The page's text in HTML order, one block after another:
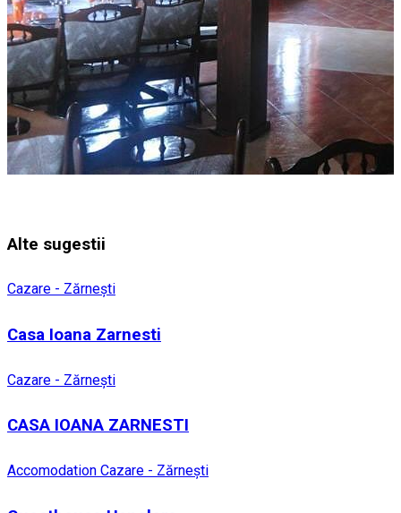
Alte sugestii
Cazare - Zărnești
Casa Ioana Zarnesti
Cazare - Zărnești
CASA IOANA ZARNESTI
Accomodation Cazare - Zărnești